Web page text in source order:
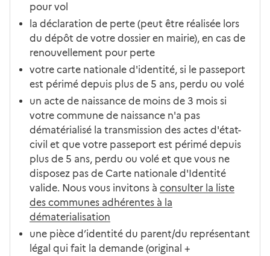
pour vol
la déclaration de perte (peut être réalisée lors
du dépôt de votre dossier en mairie), en cas de
renouvellement pour perte
votre carte nationale d'identité, si le passeport
est périmé depuis plus de 5 ans, perdu ou volé
un acte de naissance de moins de 3 mois si
votre commune de naissance n'a pas
dématérialisé la transmission des actes d'état-
civil et que votre passeport est périmé depuis
plus de 5 ans, perdu ou volé et que vous ne
disposez pas de Carte nationale d'Identité
valide. Nous vous invitons à consulter la liste
des communes adhérentes à la
dématerialisation
une pièce d’identité du parent/du représentant
légal qui fait la demande (original +